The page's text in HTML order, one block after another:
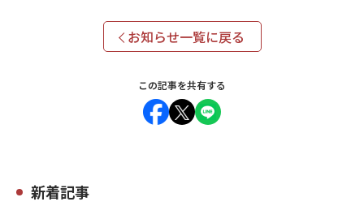
お知らせ一覧に戻る
この記事を共有する
新着記事